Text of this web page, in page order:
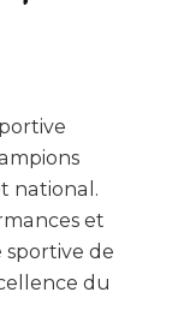
national.
et
de
du